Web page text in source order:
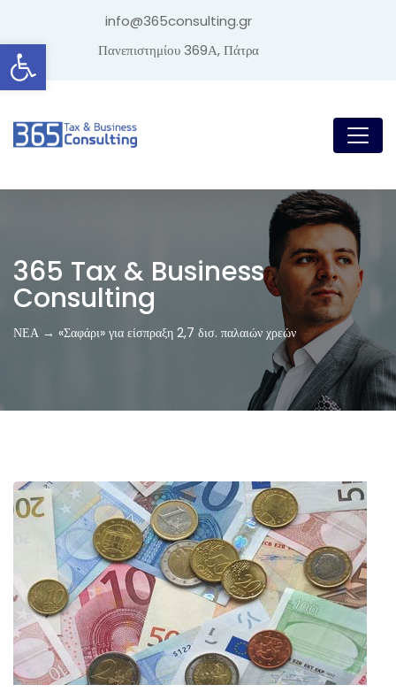
Ανοίξτε τη γραμμή εργαλείων
info@365consulting.gr
Πανεπιστημίου 369Α, Πάτρα
365 Tax & Business
Consulting
ΝΕΑ → «Σαφάρι» για είσπραξη 2,7 δισ. παλαιών χρεών